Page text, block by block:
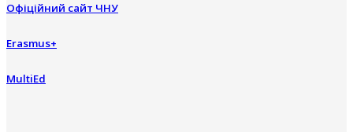
Офіційний сайт ЧНУ
Erasmus+
MultiEd